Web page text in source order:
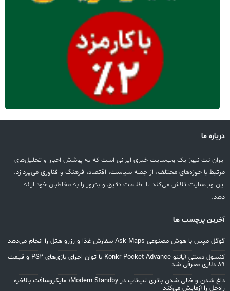
درباره ما
ایران نت نیوز یک وب‌سایت خبری ایرانی است که به پوشش اخبار و تحلیل‌های
مرتبط با حوزه‌های مختلف، از جمله سیاست، اقتصاد، فرهنگ و فناوری می‌پردازد.
این وب‌سایت تلاش می‌کند تا اطلاعات دقیق و به‌روز را به مخاطبان خود ارائه
دهد.
آخرین پرچسب ها
گوگل مپس با هوش مصنوعی Ask Maps سفارش غذا و رزرو هتل را انجام می‌دهد
کنسول دستی آیانئو Konkr Pocket Advance با توان اجرای بازی‌های PS2 و قیمت
۸۹ دلاری معرفی شد
داغ شدن و خالی شدن باتری لپ‌تاپ در Modern Standby؛ مایکروسافت بالاخره
راه‌حل را آزمایش می‌کند